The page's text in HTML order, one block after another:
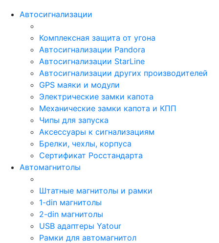
Автосигнализации
Комплексная защита от угона
Автосигнализации Pandora
Автосигнализации StarLine
Автосигнализации других производителей
GPS маяки и модули
Электрические замки капота
Механические замки капота и КПП
Чипы для запуска
Аксессуары к сигнализациям
Брелки, чехлы, корпуса
Сертификат Росстандарта
Автомагнитолы
Штатные магнитолы и рамки
1-din магнитолы
2-din магнитолы
USB адаптеры Yatour
Рамки для автомагнитол